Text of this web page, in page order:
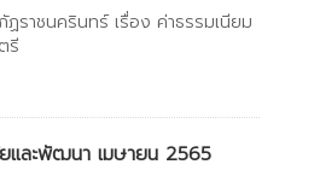
ฏราชนครินทร์ เรื่อง ค่าธรรมเนียม
รี
และพัฒนา เมษายน 2565